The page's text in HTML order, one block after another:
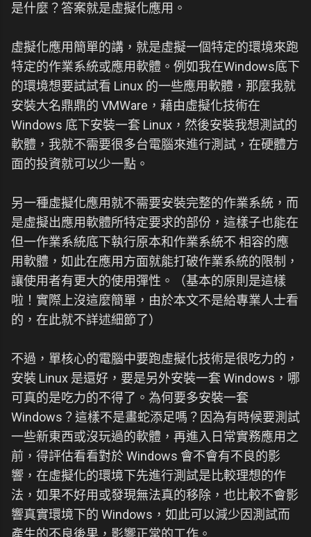
是什麼？答案就是虛擬化應用。
虛擬化應用簡單的講，就是虛擬一個特定的環境來跑
特定的作業系統或應用軟體。例如我在Windows底下
的環境想要試試看 Linux 的一些應用軟體，那麼我就
安裝大名鼎鼎的 VMWare，藉由虛擬化技術在
Windows 底下安裝一套 Linux，然後安裝我想測試的
軟體，我就不需要很多台電腦來進行測試，在硬體方
面的投資就可以少一點。
另一種虛擬化應用就不需要安裝完整的作業系統，而
是虛擬出應用軟體所特定要求的部份，這樣子也能在
但一作業系統底下執行原本和作業系統不 相容的應
用軟體，如此在應用方面就能打破作業系統的限制，
讓使用者有更大的使用彈性。（基本的原則是這樣
啦！實際上沒這麼簡單，由於本文不是給專業人士看
的，在此就不詳述細節了）
不過，單核心的電腦中要跑虛擬化技術是很吃力的，
安裝 Linux 是還好，要是另外安裝一套 Windows，哪
可真的是吃力的不得了。為何要多安裝一套
Windows？這樣不是畫蛇添足嗎？因為有時候要測試
一些新東西或沒玩過的軟體，再進入日常實務應用之
前，得評估看看對於 Windows 會不會有不良的影
響，在虛擬化的環境下先進行測試是比較理想的作
法，如果不好用或發現無法真的移除，也比較不會影
響真實環境下的 Windows，如此可以減少因測試而
產生的不良後果，影響正常的工作。